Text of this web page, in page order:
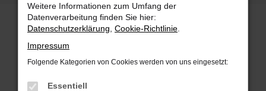
Suchen.Finden.Einsteig
en
Weitere Informationen zum Umfang der
Datenverarbeitung finden Sie hier:
Datenschutzerklärung Cookie-Richtlinie
Impressum
Folgende Kategorien von Cookies werden von uns eingesetzt:
Essentiell